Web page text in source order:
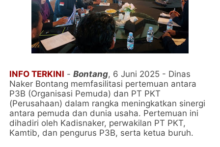
INFO TERKINI -Bontang, 6 Juni 2025 - Dinas
Naker Bontang memfasilitasi pertemuan antara
P3B (Organisasi Pemuda) dan PT PKT
(Perusahaan) dalam rangka meningkatkan sinergi
antara pemuda dan dunia usaha. Pertemuan ini
dihadiri oleh Kadisnaker, perwakilan PT PKT,
Kamtib, dan pengurus P3B, serta ketua buruh.